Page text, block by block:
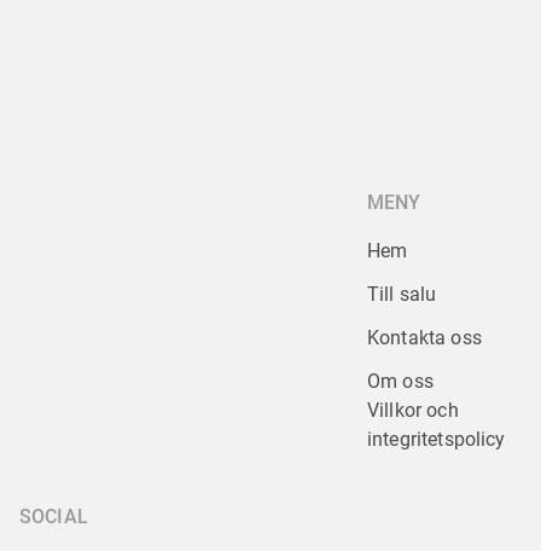
MENY
Hem
Till salu
Kontakta oss
Om oss
Villkor och
integritetspolicy
SOCIAL